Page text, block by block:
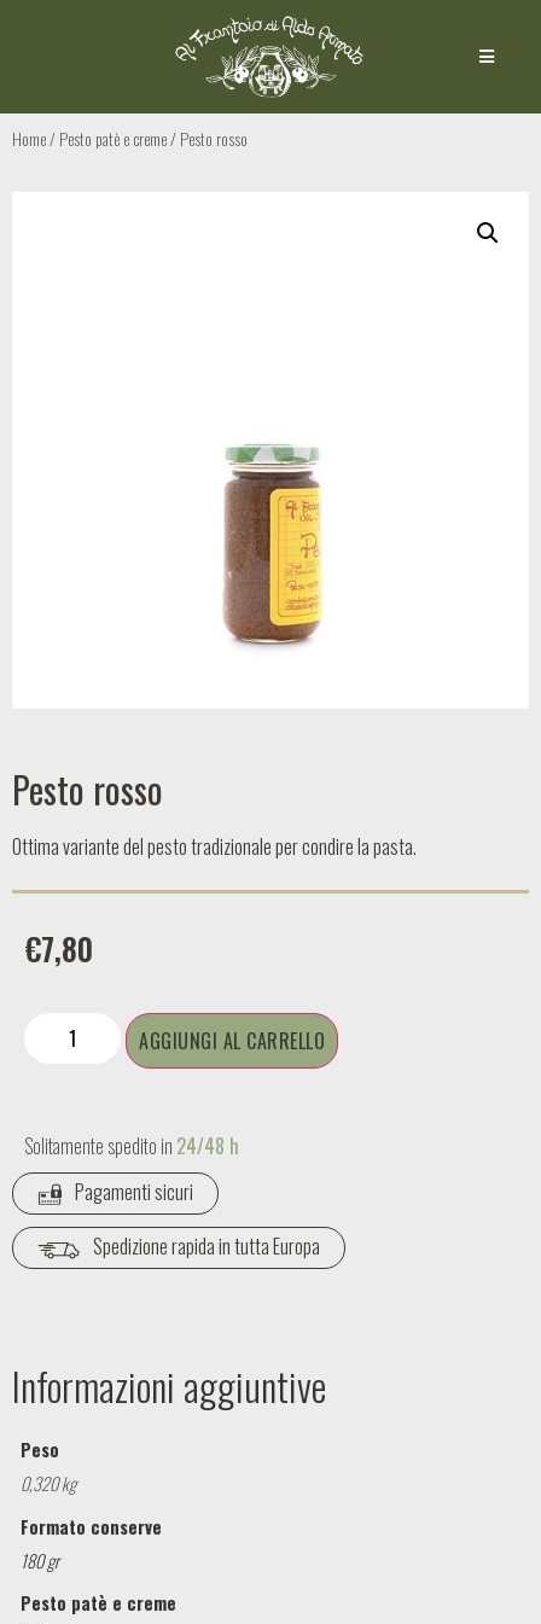
Home/Pesto patè e creme/ Pesto rosso
Pesto rosso
Ottima variante del pesto tradizionale per condire la pasta.
€7,80
AGGIUNGI AL CARRELLO
Solitamente spedito in 24/48 h
Pagamenti sicuri
Spedizione rapida in tutta Europa
Informazioni aggiuntive
Peso
0,320 kg
Formato conserve
180 gr
Pesto patè e creme